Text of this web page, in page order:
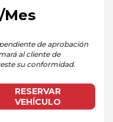
/Mes
de aprobación
al cliente de
su conformidad.
RESERVAR
VEHÍCULO